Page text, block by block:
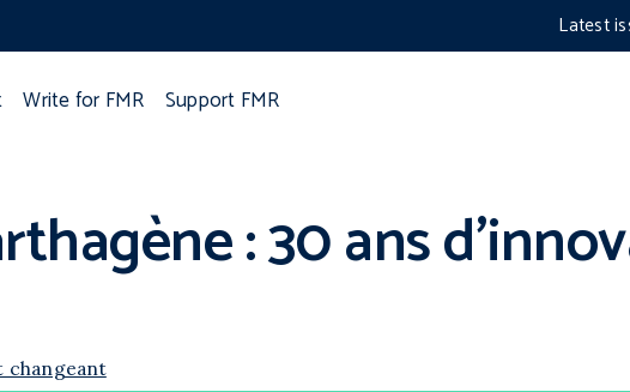
Latest
Write for FMR Support FMR
: 30 ans
changeant